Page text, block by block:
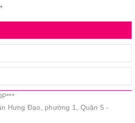
Hưng Đạo, phường 1, Quận 5 -